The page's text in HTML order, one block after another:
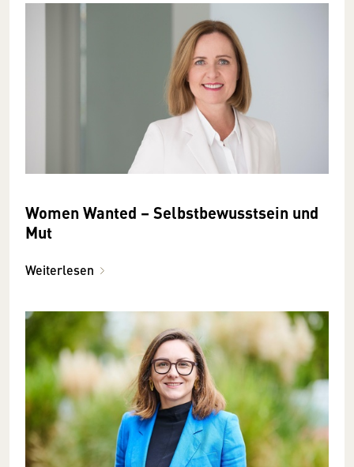
Women Wanted – Selbstbewusstsein und
Mut
Weiterlesen